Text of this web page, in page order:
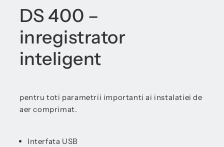
DS 400 –
inregistrator
inteligent
pentru toti parametrii importanti ai instalatiei de
aer comprimat.
Interfata USB